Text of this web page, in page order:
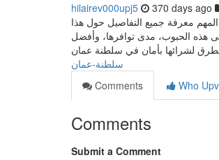
hilairev000upj5 370 days ago
معرفة جميع التفاصيل حول هذا
هذه الحبوب، مدى توافرها، وأفضل
سلطنة-عمان
Comments
Who
Comments
Submit a Comment